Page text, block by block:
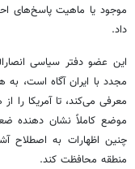
موجود یا ماهیت پاسخ‌های
داد.
این عضو دفتر سیاسی
مجدد با ایران آگاه است،
معرفی می‌کند، تا آمریکا را
موضع کاملاً نشان دهنده
چنین اظهارات به اصطلاح
منطقه محافظت کند.